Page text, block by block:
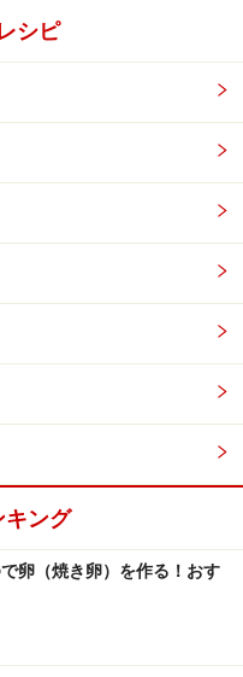
こと5分、生地の手離
。
シピ
キング
卵（焼き卵）を作る！おす